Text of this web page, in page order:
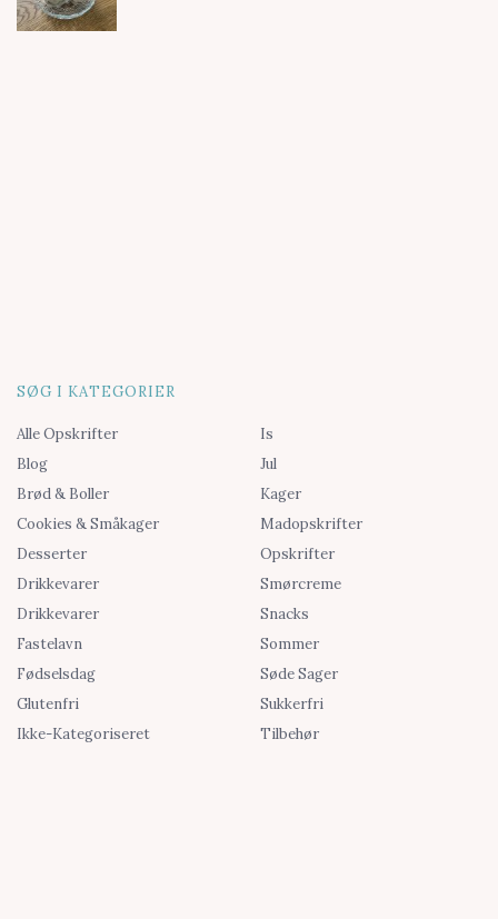
SØG I KATEGORIER
Alle Opskrifter
Blog
Brød & Boller
Cookies & Småkager
Desserter
Drikkevarer
Drikkevarer
Fastelavn
Fødselsdag
Glutenfri
Ikke-Kategoriseret
Is
Jul
Kager
Madopskrifter
Opskrifter
Smørcreme
Snacks
Sommer
Søde Sager
Sukkerfri
Tilbehør